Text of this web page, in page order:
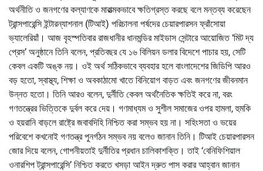
অর্থনীতি ও জনগণের কল্যাণকে মারাত্মকভাবে ক্ষতিগ্রস্ত করছে বলে মন্তব্য করেছেন
ট্রান্সপারেন্সি ইন্টারন্যাশনাল (টিআই) পরিচালনা পর্ষদের চেয়ারপারসন ফ্রাঁসোয়া
ভ্যালেরিয়াঁ। আজ বৃহস্পতিবার রাজধানীর ধানমন্ডির মাইডাস সেন্টারে আয়োজিত ‘মিট দ্য
প্রেস’ অনুষ্ঠানে তিনি বলেন, প্রতিবছর যে ১৬ বিলিয়ন ডলার বিদেশে পাচার হয়, সেটি
কেবল একটি অঙ্ক নয়। ওই অর্থ সঠিকভাবে ব্যবহার হলে বাংলাদেশের জিডিপি আরও
বড় হতো, স্বাস্থ্য, শিক্ষা ও অবকাঠামো খাতে বিনিয়োগ বাড়ত এবং জনগণের জীবনমান
উন্নত হতো। তিনি আরও বলেন, দুর্নীতি কেবল অর্থনৈতিক ক্ষতিই করে না, বরং
গণতন্ত্রের ভিত্তিকে দুর্বল করে দেয়। গণমাধ্যম ও সুশীল সমাজের ওপর হামলা, হুমকি
ও হয়রানি বাড়লে রাষ্ট্রে জবাবদিহি নিশ্চিত করা সম্ভব হয় না। সহিংসতা ও ভয়ের
পরিবেশে কখনোই গণতন্ত্র পুনর্গঠন সম্ভব নয় বলেও জানান তিনি। টিআই চেয়ারপারসন
জোর দিয়ে বলেন, গোপনীয়তাই দুর্নীতির প্রধান চালিকাশক্তি। তাই ‘বেনিফিশিয়াল
ওনারশিপ ট্রান্সপারেন্সি’ নিশ্চিত করতে খসড়া আইন দ্রুত পাস করার আহ্বান জানান